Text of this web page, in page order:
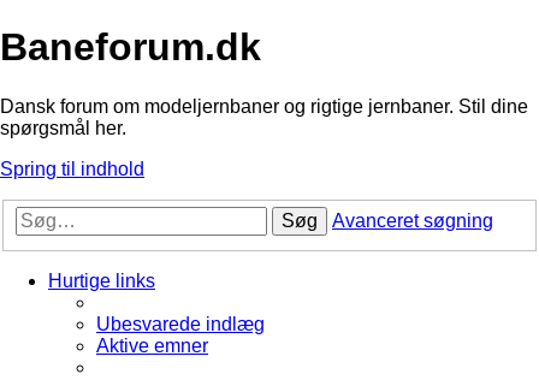
Baneforum.dk
Dansk forum om modeljernbaner og rigtige jernbaner. Stil dine
spørgsmål her.
Spring til indhold
Søg Avanceret søgning
Hurtige links
Ubesvarede indlæg
Aktive emner